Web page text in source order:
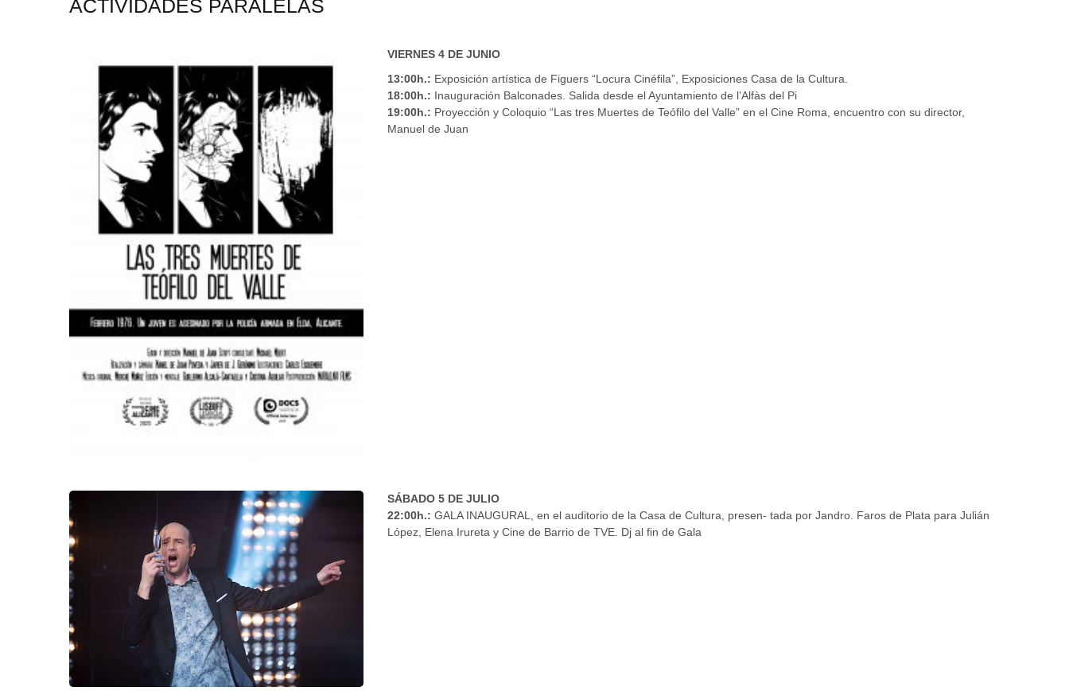
ACTIVIDADES PARALELAS
VIERNES 4 DE JUNIO
13:00h.: Exposición artística de Figuers “Locura Cinéfila”, Exposiciones Casa de la Cultura.
18:00h.: Inauguración Balconades. Salida desde el Ayuntamiento de l’Alfàs del Pi
19:00h.: Proyección y Coloquio “Las tres Muertes de Teófilo del Valle” en el Cine Roma, encuentro con su director,
Manuel de Juan
SÁBADO 5 DE JULIO
22:00h.: GALA INAUGURAL, en el auditorio de la Casa de Cultura, presen- tada por Jandro. Faros de Plata para Julián
López, Elena Irureta y Cine de Barrio de TVE. Dj al fin de Gala